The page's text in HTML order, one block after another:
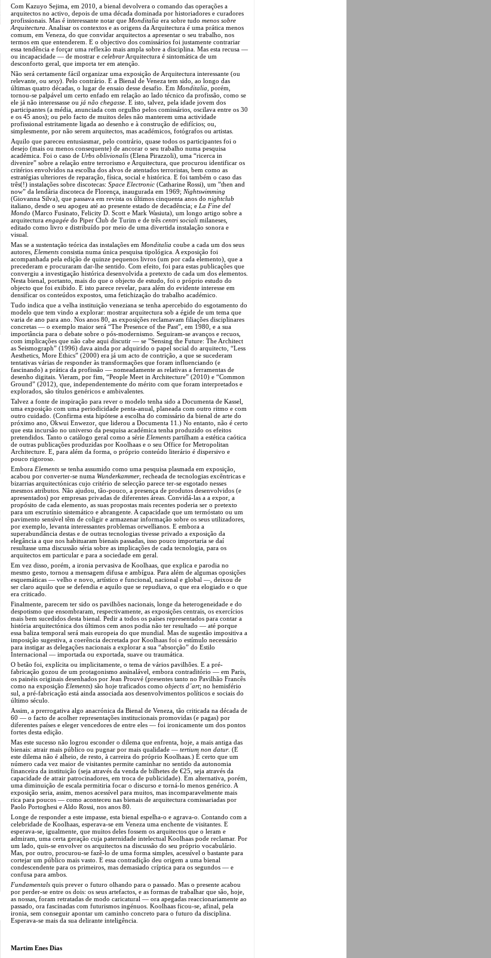
Com Kazuyo Sejima, em 2010, a bienal devolvera o comando das operações a
arquitectos no activo, depois de uma década dominada por historiadores e curadores
profissionais. Mas é interessante notar que Monditalia era sobre tudo menos sobre
Arquitectura . Analisar os contextos e as origens da Arquitectura é uma prática menos
comum, em Veneza, do que convidar arquitectos a apresentar o seu trabalho, nos
termos em que entenderem. E o objectivo dos comissários foi justamente contrariar
essa tendência e forçar uma reflexão mais ampla sobre a disciplina. Mas esta recusa —
ou incapacidade — de mostrar e celebrarArquitectura é sintomática de um
desconforto geral, que importa ter em atenção.
Não será certamente fácil organizar uma exposição de Arquitectura interessante (ou
relevante, ou sexy). Pelo contrário. E a Bienal de Veneza tem sido, ao longo das
últimas quatro décadas, o lugar de ensaio desse desafio. Em Monditalia , porém,
tornou-se palpável um certo enfado em relação ao lado técnico da profissão, como se
ele já não interessasse ou já não chegasse . E isto, talvez, pela idade jovem dos
participantes (a média, anunciada com orgulho pelos comissários, oscilava entre os 30
e os 45 anos); ou pelo facto de muitos deles não manterem uma actividade
profissional estritamente ligada ao desenho e à construção de edifícios; ou,
simplesmente, por não serem arquitectos, mas académicos, fotógrafos ou artistas.
Aquilo que pareceu entusiasmar, pelo contrário, quase todos os participantes foi o
desejo (mais ou menos consequente) de ancorar o seu trabalho numa pesquisa
académica. Foi o caso de Urbs oblivionalis (Elena Pirazzoli), uma “ricerca in
divenire” sobre a relação entre terrorismo e Arquitectura, que procurou identificar os
critérios envolvidos na escolha dos alvos de atentados terroristas, bem como as
estratégias ulteriores de reparação, física, social e histórica. E foi também o caso das
três(!) instalações sobre discotecas: Space Electronic (Catharine Rossi), um ”then and
now” da lendária discoteca de Florença, inaugurada em 1969; Nightswimming
(Giovanna Silva), que passava em revista os últimos cinquenta anos do nightclub
italiano, desde o seu apogeu até ao presente estado de decadência; e La Fine del
Mondo (Marco Fusinato, Felicity D. Scott e Mark Wasiuta), um longo artigo sobre a
arquitectura engagée do Piper Club de Turim e de três centri sociali milaneses,
editado como livro e distribuído por meio de uma divertida instalação sonora e
visual.
Mas se a sustentação teórica das instalações em Monditalia coube a cada um dos seus
autores, Elements consistia numa única pesquisa tipológica. A exposição foi
acompanhada pela edição de quinze pequenos livros (um por cada elemento), que a
precederam e procuraram dar-lhe sentido. Com efeito, foi para estas publicações que
convergiu a investigação histórica desenvolvida a pretexto de cada um dos elementos.
Nesta bienal, portanto, mais do que o objecto de estudo, foi o próprio estudo do
objecto que foi exibido. E isto parece revelar, para além do evidente interesse em
densificar os conteúdos expostos, uma fetichização do trabalho académico.
Tudo indica que a velha instituição veneziana se tenha apercebido do esgotamento do
modelo que tem vindo a explorar: mostrar arquitectura sob a égide de um tema que
varia de ano para ano. Nos anos 80, as exposições reclamavam filiações disciplinares
concretas — o exemplo maior será “The Presence of the Past”, em 1980, e a sua
importância para o debate sobre o pós-modernismo. Seguiram-se avanços e recuos,
com implicações que não cabe aqui discutir — se ”Sensing the Future: The Architect
as Seismograph” (1996) dava ainda por adquirido o papel social do arquitecto, “Less
Aesthetics, More Ethics” (2000) era já um acto de contrição, a que se sucederam
tentativas várias de responder às transformações que foram influenciando (e
fascinando) a prática da profissão — nomeadamente as relativas a ferramentas de
desenho digitais. Vieram, por fim, “People Meet in Architecture” (2010) e “Common
Ground” (2012), que, independentemente do mérito com que foram interpretados e
explorados, são títulos genéricos e ambivalentes.
Talvez a fonte de inspiração para rever o modelo tenha sido a Documenta de Kassel,
uma exposição com uma periodicidade penta-anual, planeada com outro ritmo e com
outro cuidado. (Confirma esta hipótese a escolha do comissário da bienal de arte do
próximo ano, Okwui Enwezor, que liderou a Documenta 11.) No entanto, não é certo
que esta incursão no universo da pesquisa académica tenha produzido os efeitos
pretendidos. Tanto o catálogo geral como a série Elements partilham a estética caótica
de outras publicações produzidas por Koolhaas e o seu Office for Metropolitan
Architecture. E, para além da forma, o próprio conteúdo literário é dispersivo e
pouco rigoroso.
Embora Elements se tenha assumido como uma pesquisa plasmada em exposição,
acabou por converter-se numa Wunderkammer, recheada de tecnologias excêntricas e
bizarrias arquitectónicas cujo critério de selecção parece ter-se esgotado nesses
mesmos atributos. Não ajudou, tão-pouco, a presença de produtos desenvolvidos (e
apresentados) por empresas privadas de diferentes áreas. Convidá-las a a expor, a
propósito de cada elemento, as suas propostas mais recentes poderia ser o pretexto
para um escrutínio sistemático e abrangente. A capacidade que um termóstato ou um
pavimento sensível têm de coligir e armazenar informação sobre os seus utilizadores,
por exemplo, levanta interessantes problemas orwellianos. E embora a
superabundância destas e de outras tecnologias tivesse privado a exposição da
elegância a que nos habituaram bienais passadas, isso pouco importaria se daí
resultasse uma discussão séria sobre as implicações de cada tecnologia, para os
arquitectos em particular e para a sociedade em geral.
Em vez disso, porém, a ironia pervasiva de Koolhaas, que explica e parodia no
mesmo gesto, tornou a mensagem difusa e ambígua. Para além de algumas oposições
esquemáticas — velho e novo, artístico e funcional, nacional e global —, deixou de
ser claro aquilo que se defendia e aquilo que se repudiava, o que era elogiado e o que
era criticado.
Finalmente, parecem ter sido os pavilhões nacionais, longe da heterogeneidade e do
despotismo que ensombraram, respectivamente, as exposições centrais, os exercícios
mais bem sucedidos desta bienal. Pedir a todos os países representados para contar a
história arquitectónica dos últimos cem anos podia não ter resultado — até porque
essa baliza temporal será mais europeia do que mundial. Mas de sugestão impositiva a
imposição sugestiva, a coerência decretada por Koolhaas foi o estímulo necessário
para instigar as delegações nacionais a explorar a sua “absorção” do Estilo
Internacional — importada ou exportada, suave ou traumática.
O betão foi, explícita ou implicitamente, o tema de vários pavilhões. E a pré-
fabricação gozou de um protagonismo assinalável, embora contraditório — em Paris,
os painéis originais desenhados por Jean Prouvé (presentes tanto no Pavilhão Francês
como na exposição Elements) são hoje traficados como objects d´art; no hemisfério
sul, a pré-fabricação está ainda associada aos desenvolvimentos políticos e sociais do
último século.
Assim, a prerrogativa algo anacrónica da Bienal de Veneza, tão criticada na década de
60 — o facto de acolher representações institucionais promovidas (e pagas) por
diferentes países e eleger vencedores de entre eles — foi ironicamente um dos pontos
fortes desta edição.
Mas este sucesso não logrou esconder o dilema que enfrenta, hoje, a mais antiga das
bienais: atrair mais público ou pugnar por mais qualidade — tertium non datur. (E
este dilema não é alheio, de resto, à carreira do próprio Koolhaas.) É certo que um
número cada vez maior de visitantes permite caminhar no sentido da autonomia
financeira da instituição (seja através da venda de bilhetes de €25, seja através da
capacidade de atrair patrocinadores, em troca de publicidade). Em alternativa, porém,
uma diminuição de escala permitiria focar o discurso e torná-lo menos genérico. A
exposição seria, assim, menos acessível para muitos, mas incomparavelmente mais
rica para poucos — como aconteceu nas bienais de arquitectura comissariadas por
Paolo Portoghesi e Aldo Rossi, nos anos 80.
Longe de responder a este impasse, esta bienal espelha-o e agrava-o. Contando com a
celebridade de Koolhaas, esperava-se em Veneza uma enchente de visitantes. E
esperava-se, igualmente, que muitos deles fossem os arquitectos que o leram e
admiram, uma certa geração cuja paternidade intelectual Koolhaas pode reclamar. Por
um lado, quis-se envolver os arquitectos na discussão do seu próprio vocabulário.
Mas, por outro, procurou-se fazê-lo de uma forma simples, acessível o bastante para
cortejar um público mais vasto. E essa contradição deu origem a uma bienal
condescendente para os primeiros, mas demasiado críptica para os segundos — e
confusa para ambos.
Fundamentals quis prever o futuro olhando para o passado. Mas o presente acabou
por perder-se entre os dois: os seus artefactos, e as formas de trabalhar que são, hoje,
as nossas, foram retratadas de modo caricatural — ora apegadas reaccionariamente ao
passado, ora fascinadas com futurismos ingénuos. Koolhaas ficou-se, afinal, pela
ironia, sem conseguir apontar um caminho concreto para o futuro da disciplina.
Esperava-se mais da sua delirante inteligência.
Martim Enes Dias